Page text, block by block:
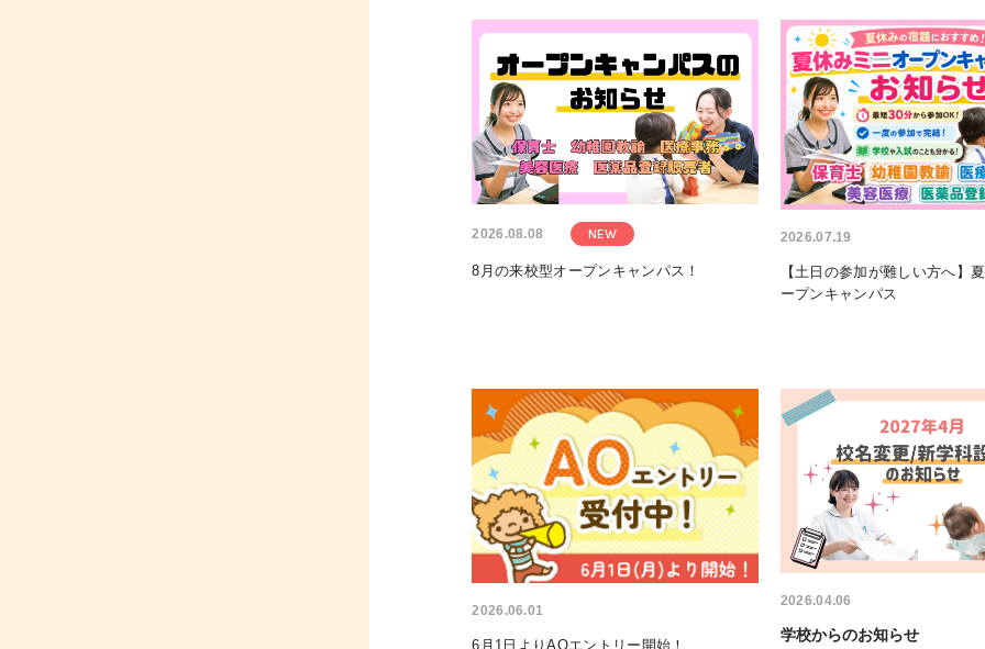
2026.08.08 NEW
8月の来校型オープンキャンパス！
2026.07.19
【土日の参加が難しい方へ】
ープンキャンパス
2026.06.01
6月1日よりAOエントリー開始！
2026.04.06
学校からのお知らせ